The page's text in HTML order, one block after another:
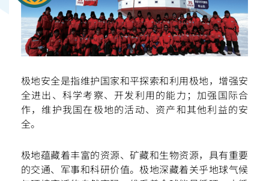
极地安全是指维护国家和平探索和利用极地，增强安
全进出、科学考察、开发利用的能力；加强国际合
作，维护我国在极地的活动、资产和其他利益的安
全。
极地蕴藏着丰富的资源、矿藏和生物资源，具有重要
的交通、军事和科研价值。极地深藏着关乎地球气候
扫一扫关注我们的社交媒体，紧贴最新资讯！